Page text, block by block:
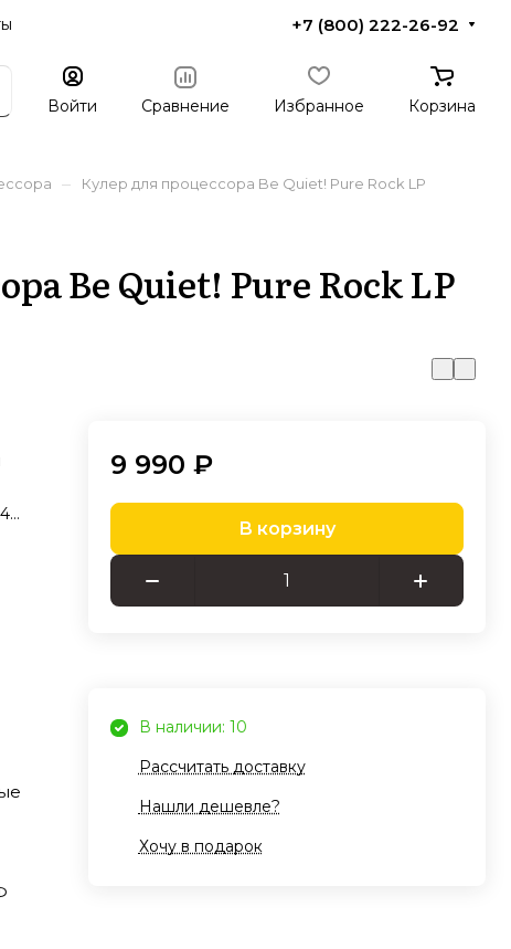
+7 (800) 222-26-92
Войти Сравнение Избранное Корзина
–
Кулер для процессора Be Quiet! Pure Rock LP
Be Quiet! Pure Rock LP
игр
9 990 ₽
В корзину
В наличии: 10
Рассчитать доставку
Нашли дешевле?
Хочу в подарок